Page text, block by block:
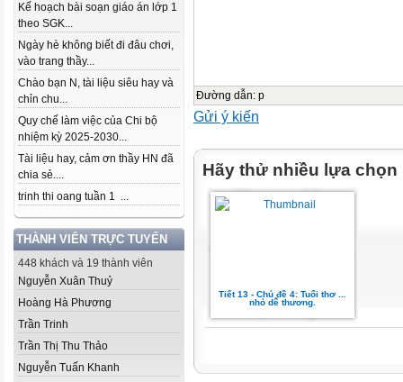
Kế hoạch bài soạn giáo án lớp 1
theo SGK...
Ngày hè không biết đi đâu chơi,
vào trang thầy...
Chào bạn N, tài liệu siêu hay và
chỉn chu...
Quy chế làm việc của Chi bộ
nhiệm kỳ 2025-2030...
Tài liệu hay, cảm ơn thầy HN đã
chia sẻ....
trinh thi oang tuần 1 ...
THÀNH VIÊN TRỰC TUYẾN
448 khách và 19 thành viên
Nguyễn Xuân Thuỷ
Hoàng Hà Phương
Trần Trinh
Trần Thị Thu Thảo
Nguyễn Tuấn Khanh
Đường dẫn: p
Gửi ý kiến
Hãy thử nhiều lựa chọn
Tiết 13 - Chủ đề 4: Tuổi thơ ...
nhỏ dễ thương.